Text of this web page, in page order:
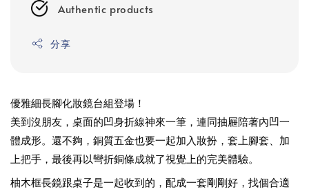
Authentic products
分享
優雅細長腳化妝鏡台組登場！
美到沒朋友，桌面的凹身折線神來一筆，連同抽屜陪著內凹一
體成形。還不夠，銅質五金也要一起加入妝扮，套上腳套、加
上把手，最後再以彎折銅條成就了視覺上的完美體驗。
柚木框長鏡跟桌子是一起收到的，配成一套剛剛好，找個合適